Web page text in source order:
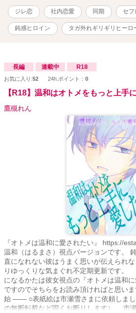
くれたり。千鶴から料理を学ぼうとして
活は、楽しいのだけれど。 セフレなのに
は一度もなくて。 (でも、これでいいのか
スしちゃったけど、恋人同士でもないん
からない彼の考えに、モヤモヤする心と
ら、どうして同居を提案したの？ 鈍感ヒ
れそうで必死ヒーローに溺愛されているこ
ジレ恋 社内恋愛 同期 セ
鈍感ヒロイン タガ外れギリギリヒーロ
長編 連載中 R18
お気に入り:52 24h.ポイント： 0
【R18】温和はオトメをもっと上手
鷹槻れん
『オトメは温和に愛されたい』 https://
温和（はるまさ）視点バージョンです。
直になれない彼はうまく思いが伝えられ
りゆっくりな気まぐれ不定期更新です
になるかたは彼女視点の『オトメは温和
ですのでそちらをお読み頂ければと思い
始 ―― ○表紙絵は市瀬雪さまに依頼しま
の無断転載など固くお断りします） 市